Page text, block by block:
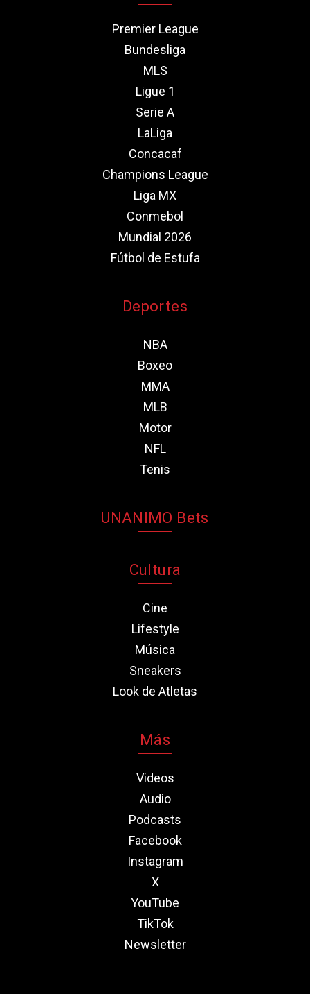
Premier League
Bundesliga
MLS
Ligue 1
Serie A
LaLiga
Concacaf
Champions League
Liga MX
Conmebol
Mundial 2026
Fútbol de Estufa
Deportes
NBA
Boxeo
MMA
MLB
Motor
NFL
Tenis
UNANIMO Bets
Cultura
Cine
Lifestyle
Música
Sneakers
Look de Atletas
Más
Videos
Audio
Podcasts
Facebook
Instagram
X
YouTube
TikTok
Newsletter